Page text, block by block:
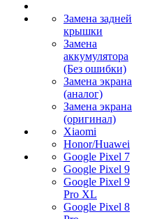
Замена задней
крышки
Замена
аккумулятора
(Без ошибки)
Замена экрана
(аналог)
Замена экрана
(оригинал)
Xiaomi
Honor/Huawei
Google Pixel 7
Google Pixel 9
Google Pixel 9
Pro XL
Google Pixel 8